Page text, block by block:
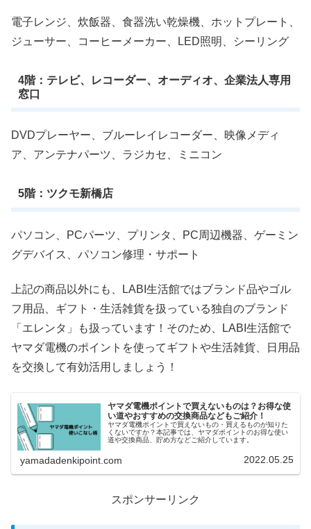
電子レンジ、炊飯器、食器洗い乾燥機、ホットプレート、
ジューサー、コーヒーメーカー、LED照明、シーリング
4階：テレビ、レコーダー、オーディオ、企業法人専用
窓口
DVDプレーヤー、ブルーレイレコーダー、映像メディ
ア、アンテナパーツ、ラジカセ、ミニコン
5階：ツクモ新橋店
パソコン、PCパーツ、プリンタ、PC周辺機器、ゲーミン
グデバイス、パソコン修理・サポート
上記の商品以外にも、LABI生活館ではブランド品やゴル
フ用品、ギフト・生活雑貨を扱っている独自のブランド
「エレンタ」も扱っています！そのため、LABI生活館で
ヤマダ電機のポイントを使ってギフトや生活雑貨、日用品
を交換して有効活用しましょう！
ヤマダ電機ポイントで買えないものは？お得な使
い道やおすすめの交換商品などもご紹介！
ヤマダ電機ポイントで買えないもの・買えるものが知りた
くないですか？本記事では、ヤマダポイントのお得な使い
道や交換商品、貯め方などご紹介しています。
yamadadenkipoint.com 2022.05.25
スポンサーリンク